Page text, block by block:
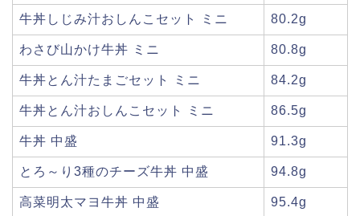
牛丼しじみ汁おしんこセット ミニ 80.2g
わさび山かけ牛丼 ミニ 80.8g
牛丼とん汁たまごセット ミニ 84.2g
牛丼とん汁おしんこセット ミニ 86.5g
牛丼 中盛 91.3g
とろ～り3種のチーズ牛丼 中盛 94.8g
高菜明太マヨ牛丼 中盛 95.4g